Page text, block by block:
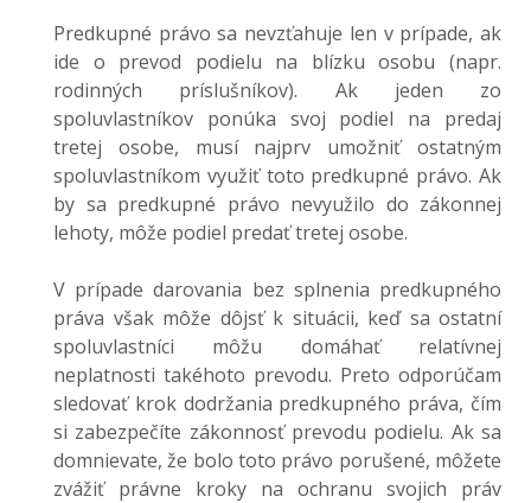
Predkupné právo sa nevzťahuje len v prípade, ak
ide o prevod podielu na blízku osobu (napr.
rodinných príslušníkov). Ak jeden zo
spoluvlastníkov ponúka svoj podiel na predaj
tretej osobe, musí najprv umožniť ostatným
spoluvlastníkom využiť toto predkupné právo. Ak
by sa predkupné právo nevyužilo do zákonnej
lehoty, môže podiel predať tretej osobe.
V prípade darovania bez splnenia predkupného
práva však môže dôjsť k situácii, keď sa ostatní
spoluvlastníci môžu domáhať relatívnej
neplatnosti takéhoto prevodu. Preto odporúčam
sledovať krok dodržania predkupného práva, čím
si zabezpečíte zákonnosť prevodu podielu. Ak sa
domnievate, že bolo toto právo porušené, môžete
zvážiť právne kroky na ochranu svojich práv